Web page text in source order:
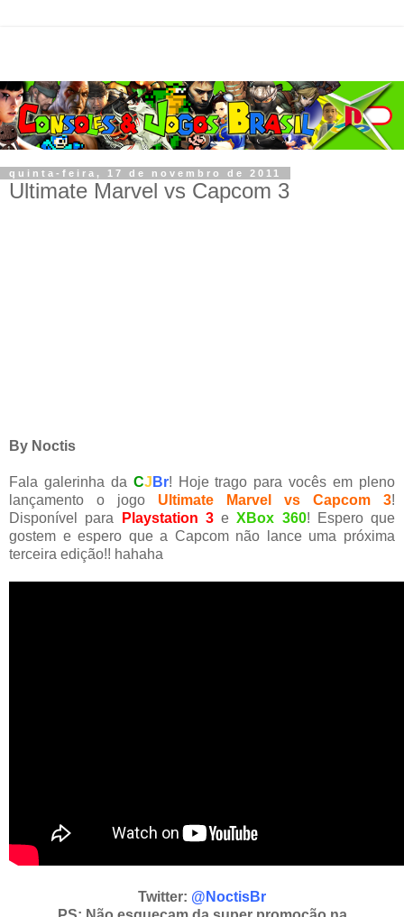
quinta-feira, 17 de novembro de 2011
Ultimate Marvel vs Capcom 3
By Noctis
Fala galerinha da CJ Br! Hoje trago para vocês em pleno
lançamento o jogo Ultimate Marvel vs Capcom 3!
Disponível para
Playstation 3eXBox 360! Espero que
gostem e espero que a Capcom não lance uma próxima
terceira edição!! hahaha
Twitter: @NoctisBr